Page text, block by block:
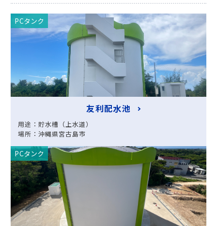
PCタンク
友利配水池
用途：貯水槽（上水道）
場所：沖縄県宮古島市
PCタンク